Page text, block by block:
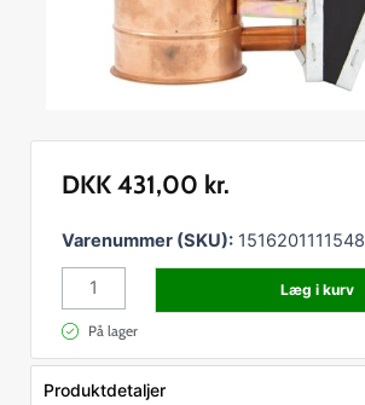
DKK 431,00 kr.
Varenummer (SKU):1516201111548
Røgpuster
kobber
antal
Læg i kurv
På lager
Produktdetaljer